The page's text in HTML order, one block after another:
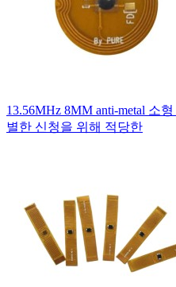
13.56MHz 8MM anti-metal 소
별한 신청을 위해 적당한